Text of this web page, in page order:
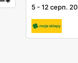
5 -12 серп.